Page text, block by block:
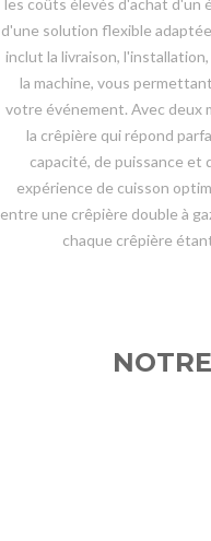
les coûts élevés d'achat d'un
d'une solution flexible
inclut la livraison,
la machine, vous
votre événement. Avec deux
la crêpière qui répond
capacité, de puissance et
expérience de cuisson
entre une crêpière double à
chaque crêpière